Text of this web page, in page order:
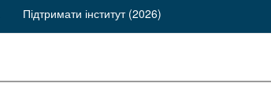
Підтримати інститут (2026)